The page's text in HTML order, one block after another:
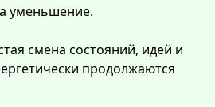
уменьшение.
смена состояний, идей и
продолжаются